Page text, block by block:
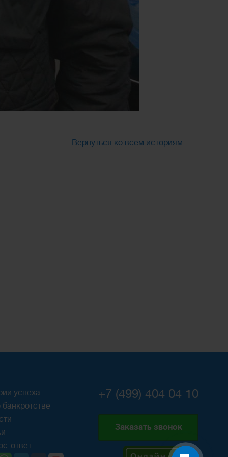
Вернуться ко всем историям
успеха
ответ
+7 (499) 404 04 10
Заказать звонок